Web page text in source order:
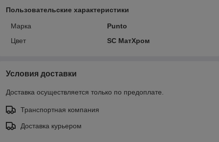
Пользовательские характеристики
Марка
Punto
Цвет
SC МатХром
Условия доставки
Доставка осуществляется только по предоплате.
Транспортная компания
Доставка курьером